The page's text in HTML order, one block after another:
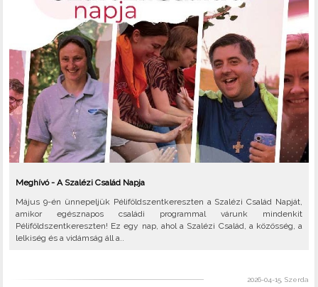
Meghívó - A Szalézi Család Napja
Május 9-én ünnepeljük Péliföldszentkereszten a Szalézi Család Napját,
amikor egésznapos családi programmal várunk mindenkit
Péliföldszentkereszten! Ez egy nap, ahol a Szalézi Család, a közösség, a
lelkiség és a vidámság áll a..
2026-04-15, Szerda